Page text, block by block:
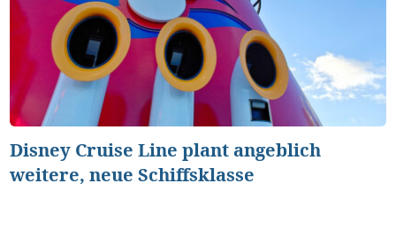
Disney Cruise Line plant angeblich
weitere, neue Schiffsklasse